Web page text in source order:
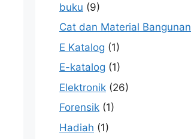
buku (9)
Cat dan Material Bangunan
E Katalog (1)
E-katalog (1)
Elektronik (26)
Forensik (1)
Hadiah (1)